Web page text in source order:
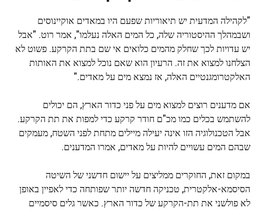
"לקהילה המדעית יש תיאוריות שפעם היו במאדים אוקיינוסים
ושבמהלך ההיסטוריה שלה, כל המים האלה נעלמו", אמר רוט. "אבל
יש עדויות לכך שחלק מהמים כלואים אי שם בתת הקרקע. פשוט לא
הצלחנו למצוא את זה. הרעיון הוא שאם נוכל למצוא את האותות
האלקטרומגנטיים האלה, אז נמצא מים על מאדים."
אם מדענים רוצים למצוא מים על פני כדור הארץ, הם יכולים
להשתמש בכלים כמו מכ"ם חודר קרקע כדי למפות את תת הקרקע.
אבל הטכנולוגיה הזו אינה יעילה מיילים מתחת לפני השטח, מעמקים
שבהם המים עשויים להיות על מאדים, אמרו המדענים.
במקום זאת, החוקרים ממליצים על יישום חדשני של השיטה
הסיסמא-אלקטרית, טכניקה חדשה יותר שפותחה כדי לאפיין באופן
לא פולשני את תת-הקרקע של כדור הארץ. כאשר גלים סיסמיים